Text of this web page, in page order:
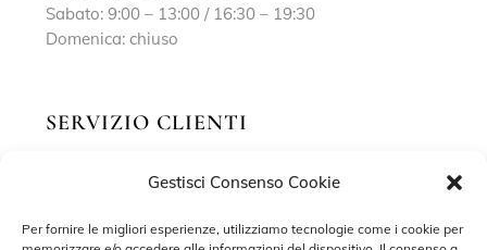
Gestisci Consenso Cookie
Per fornire le migliori esperienze, utilizziamo tecnologie come i cookie per
Sabato: 9:00 – 13:00 / 16:30 – 19:30
Domenica: chiuso
SERVIZIO CLIENTI
Richiedi un appuntamento
Contatti